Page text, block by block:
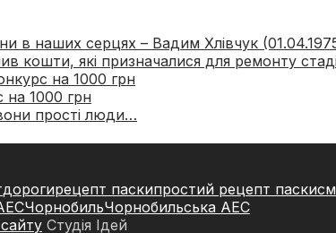
в наших серцях – Вадим Хлівчук
кошти, які призначалися для ремонту
на 1000 грн
на 1000 грн
прості люди…
дорогирецепт паскипростий рецепт паски
ЧорнобильЧорнобильська АЕС
Студія Ідей